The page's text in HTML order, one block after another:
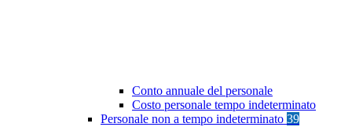
Conto annuale del personale
Costo personale tempo indeterminato
Personale non a tempo indeterminato 39